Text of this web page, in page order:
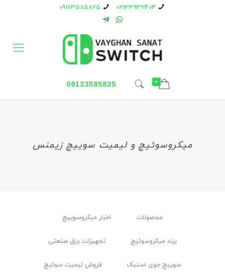
02133932404
09123585825
0
09123585825
میکروسوئیچ و لیمیت سوییچ زیمنس
محصولات اخبار ميكروسوييچ
برند میکروسوئیچ تجهیزات برق صنعتی
سوییچ جوی استیک فروش لیمیت سوئیچ